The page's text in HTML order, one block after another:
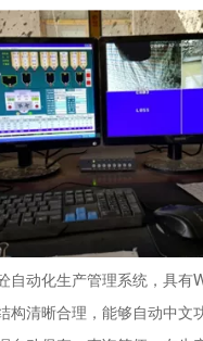
动化生产管理系统，具有
构清晰合理，能够自动中文